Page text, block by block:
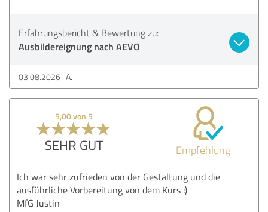
Erfahrungsbericht & Bewertung zu:
Ausbildereignung nach AEVO
03.08.2026 A.
5,00 von 5
SEHR GUT Empfehlung
Ich war sehr zufrieden von der Gestaltung und die
ausführliche Vorbereitung von dem Kurs :)
MfG Justin